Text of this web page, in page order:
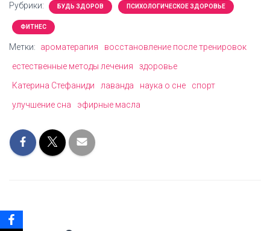
Рубрики: БУДЬ ЗДОРОВ ПСИХОЛОГИЧЕСКОЕ ЗДОРОВЬЕ
ФИТНЕС
Метки: ароматерапия
восстановление после тренировок
естественные методы лечения
здоровье
Катерина Стефаниди
лаванда наука о сне
спорт
улучшение сна
эфирные масла